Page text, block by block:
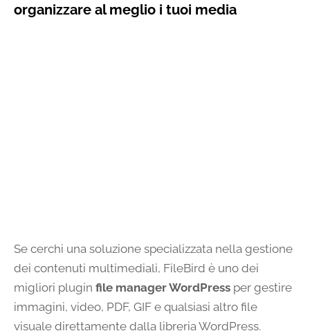
organizzare al meglio i tuoi media
Se cerchi una soluzione specializzata nella gestione
dei contenuti multimediali, FileBird è uno dei
migliori plugin file manager WordPress per gestire
immagini, video, PDF, GIF e qualsiasi altro file
visuale direttamente dalla libreria WordPress.